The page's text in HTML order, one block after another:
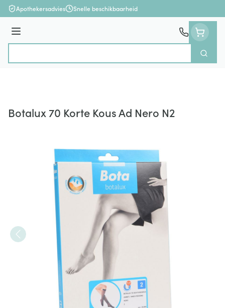
Ga naar de inhoud
Apothekersadvies Snelle beschikbaarheid
Menu
Zoek
Botalux 70 Korte Kous Ad Nero N2